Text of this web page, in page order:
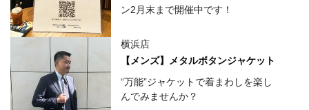
ン2月末まで開催中です！
横浜店
【メンズ】メタルボタンジャケット
“万能”ジャケットで着まわしを楽し
んでみませんか？